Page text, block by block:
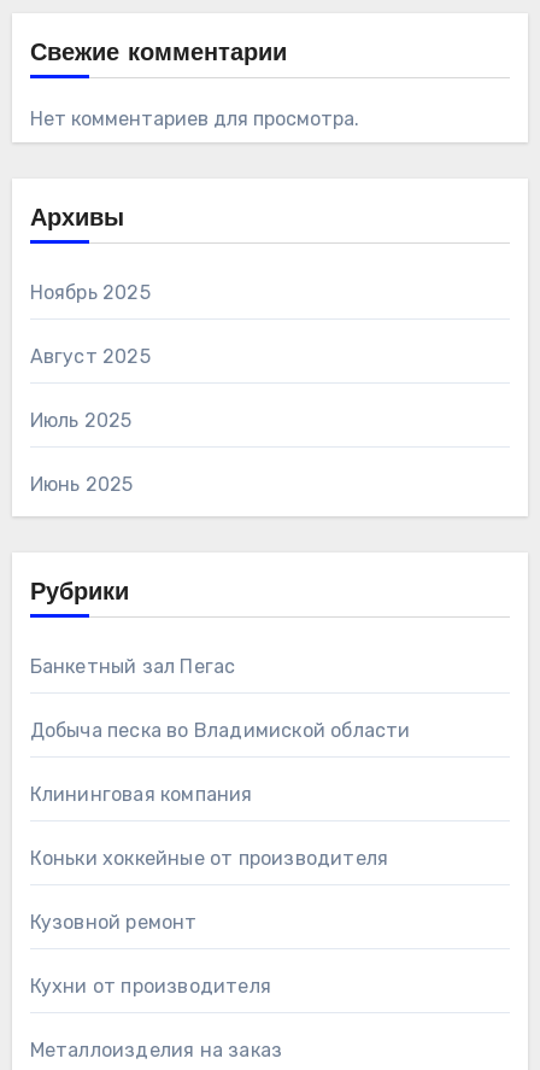
Свежие комментарии
Нет комментариев для просмотра.
Архивы
Ноябрь 2025
Август 2025
Июль 2025
Июнь 2025
Рубрики
Банкетный зал Пегас
Добыча песка во Владимиской области
Клининговая компания
Коньки хоккейные от производителя
Кузовной ремонт
Кухни от производителя
Металлоизделия на заказ